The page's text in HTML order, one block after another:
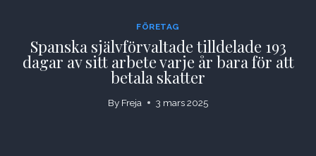
FÖRETAG
Spanska självförvaltade tilldelade 193
dagar av sitt arbete varje år bara för att
betala skatter
By Freja 3 mars 2025